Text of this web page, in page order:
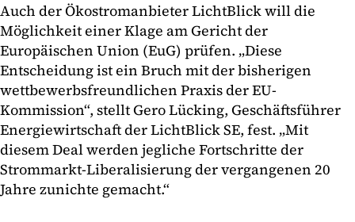
Auch der Ökostromanbieter LichtBlick will die
Möglichkeit einer Klage am Gericht der
Europäischen Union (EuG) prüfen. „Diese
Entscheidung ist ein Bruch mit der bisherigen
wettbewerbsfreundlichen Praxis der EU-
Kommission“, stellt Gero Lücking, Geschäftsführer
Energiewirtschaft der LichtBlick SE, fest. „Mit
diesem Deal werden jegliche Fortschritte der
Strommarkt-Liberalisierung der vergangenen 20
Jahre zunichte gemacht.“